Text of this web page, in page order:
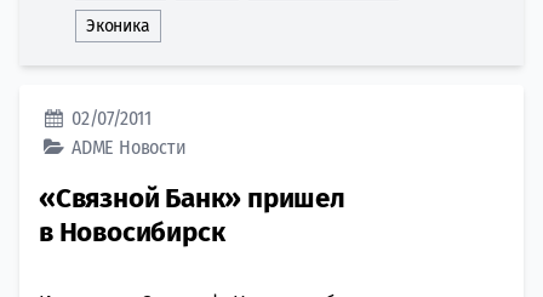
Эконика
02/07/2011
ADME Новости
«Связной Банк» пришел
в Новосибирск